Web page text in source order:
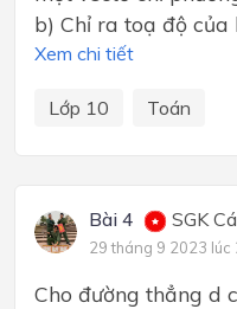
b) Chỉ ra toạ độ
Xem chi tiết
Lớp 10 Toán
Bài 4 SGK
29 tháng 9 2023 lúc
Cho đường thẳng d